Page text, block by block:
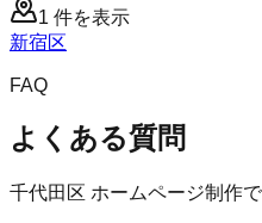
1 件を表示
新宿区
FAQ
よくある質問
千代田区 ホームページ制作